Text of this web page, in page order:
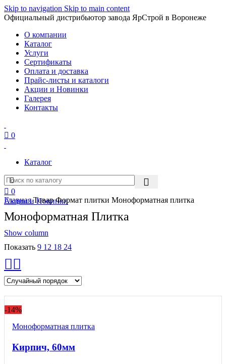
Skip to navigation Skip to main content
Официальный дистрибьютор завода ЯрСтрой в Воронеже
О компании
Каталог
Услуги
Сертификаты
Оплата и доставка
Прайс-листы и каталоги
Акции и Новинки
Галерея
Контакты
0
Каталог
0
Акции и Новинки
ГлавнаяТовар Формат плитки Моноформатнaя плитка
Моноформатнaя Плитка
Show column
Показать 9 12 18 24
-14%
Моноформатнaя плитка
Кирпич, 60мм